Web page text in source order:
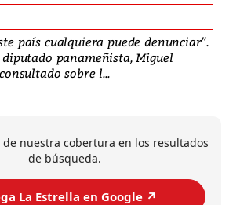
país cualquiera puede denunciar”.
panameñista, Miguel
sobre l...
de nuestra cobertura en los resultados
de búsqueda.
La Estrella en Google ↗️